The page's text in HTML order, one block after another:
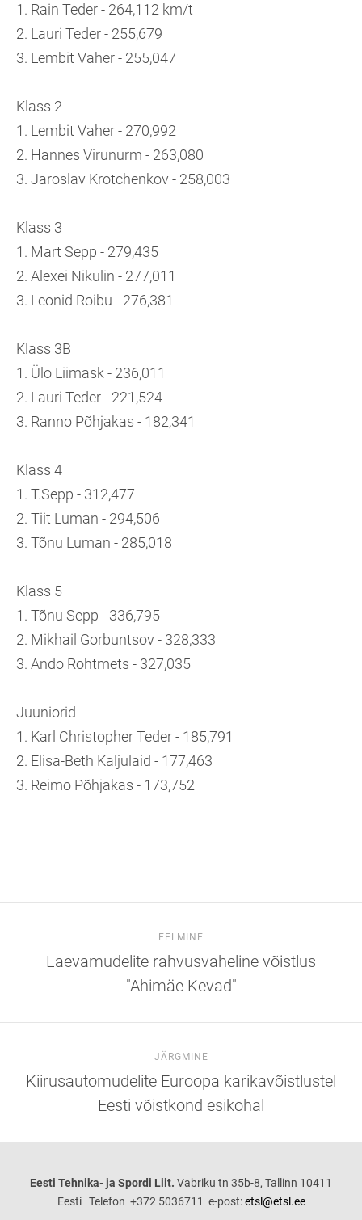
1. Rain Teder - 264,112 km/t
2. Lauri Teder - 255,679
3. Lembit Vaher - 255,047
Klass 2
1. Lembit Vaher - 270,992
2. Hannes Virunurm - 263,080
3. Jaroslav Krotchenkov - 258,003
Klass 3
1. Mart Sepp - 279,435
2. Alexei Nikulin - 277,011
3. Leonid Roibu - 276,381
Klass 3B
1. Ülo Liimask - 236,011
2. Lauri Teder - 221,524
3. Ranno Põhjakas - 182,341
Klass 4
1. T.Sepp - 312,477
2. Tiit Luman - 294,506
3. Tõnu Luman - 285,018
Klass 5
1. Tõnu Sepp - 336,795
2. Mikhail Gorbuntsov - 328,333
3. Ando Rohtmets - 327,035
Juuniorid
1. Karl Christopher Teder - 185,791
2. Elisa-Beth Kaljulaid - 177,463
3. Reimo Põhjakas - 173,752
EELMINE
Laevamudelite rahvusvaheline võistlus
"Ahimäe Kevad"
JÄRGMINE
Kiirusautomudelite Euroopa karikavõistlustel
Eesti võistkond esikohal
Eesti Tehnika- ja Spordi Liit. Vabriku tn 35b-8, Tallinn 10411
Eesti Telefon +372 5036711 e-post:etsl@etsl.ee